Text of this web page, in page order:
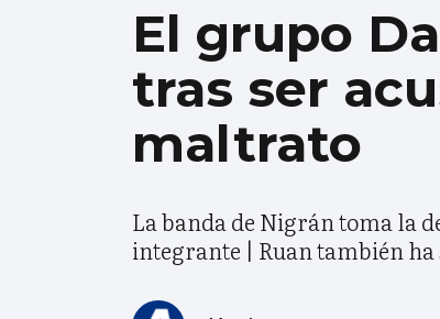
El grupo
tras ser
maltrato
La banda de Nigrán toma la
integrante | Ruan también ha